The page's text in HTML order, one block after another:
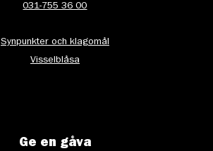
031-755 36 00
Synpunkter och klagomål
Visselblåsa
Ge en gåva